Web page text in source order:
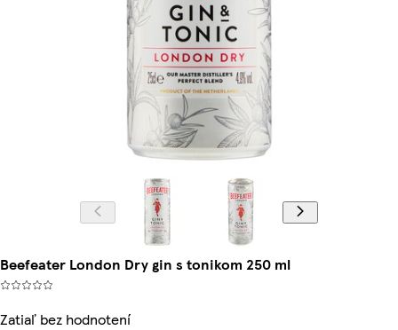
Beefeater London Dry gin s tonikom 250 ml
Zatiaľ bez hodnotení